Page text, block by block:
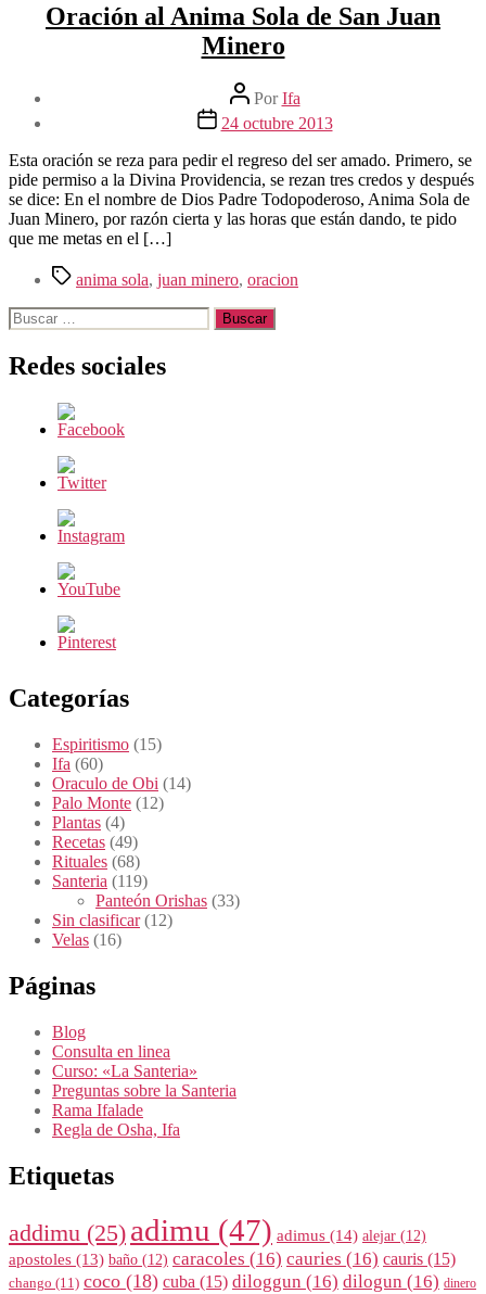
Oración al Anima Sola de San Juan
Minero
Autor
de
la
PorIfa
Fecha
la
entrada
24 octubre 2013
Esta oración se reza para pedir el regreso del ser amado. Primero, se
pide permiso a la Divina Providencia, se rezan tres credos y después
se dice: En el nombre de Dios Padre Todopoderoso, Anima Sola de
Juan Minero, por razón cierta y las horas que están dando, te pido
que me metas en el […]
Etiquetas
anima sola, juan minero, oracion
Buscar:
Redes sociales
Categorías
Espiritismo (15)
Ifa (60)
Oraculo de Obi (14)
Palo Monte (12)
Plantas (4)
Recetas (49)
Rituales (68)
Santeria (119)
Panteón Orishas (33)
Sin clasificar(12)
Velas (16)
Páginas
Blog
Consulta en linea
Curso: «La Santeria»
Preguntas sobre la Santeria
Rama Ifalade
Regla de Osha, Ifa
Etiquetas
addimu (25) adimu (47) adimus (14) alejar (12)
apostoles (13) baño (12) caracoles (16) cauries (16) cauris (15)
chango (11) coco (18) cuba (15) diloggun (16) dilogun (16) dinero